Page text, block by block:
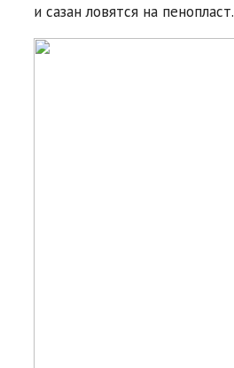
и сазан ловятся на пенопласт.